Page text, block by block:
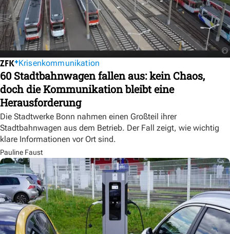
Krisenkommunikation
60 Stadtbahnwagen fallen aus: kein Chaos,
doch die Kommunikation bleibt eine
Herausforderung
Die Stadtwerke Bonn nahmen einen Großteil ihrer
Stadtbahnwagen aus dem Betrieb. Der Fall zeigt, wie wichtig
klare Informationen vor Ort sind.
Pauline Faust